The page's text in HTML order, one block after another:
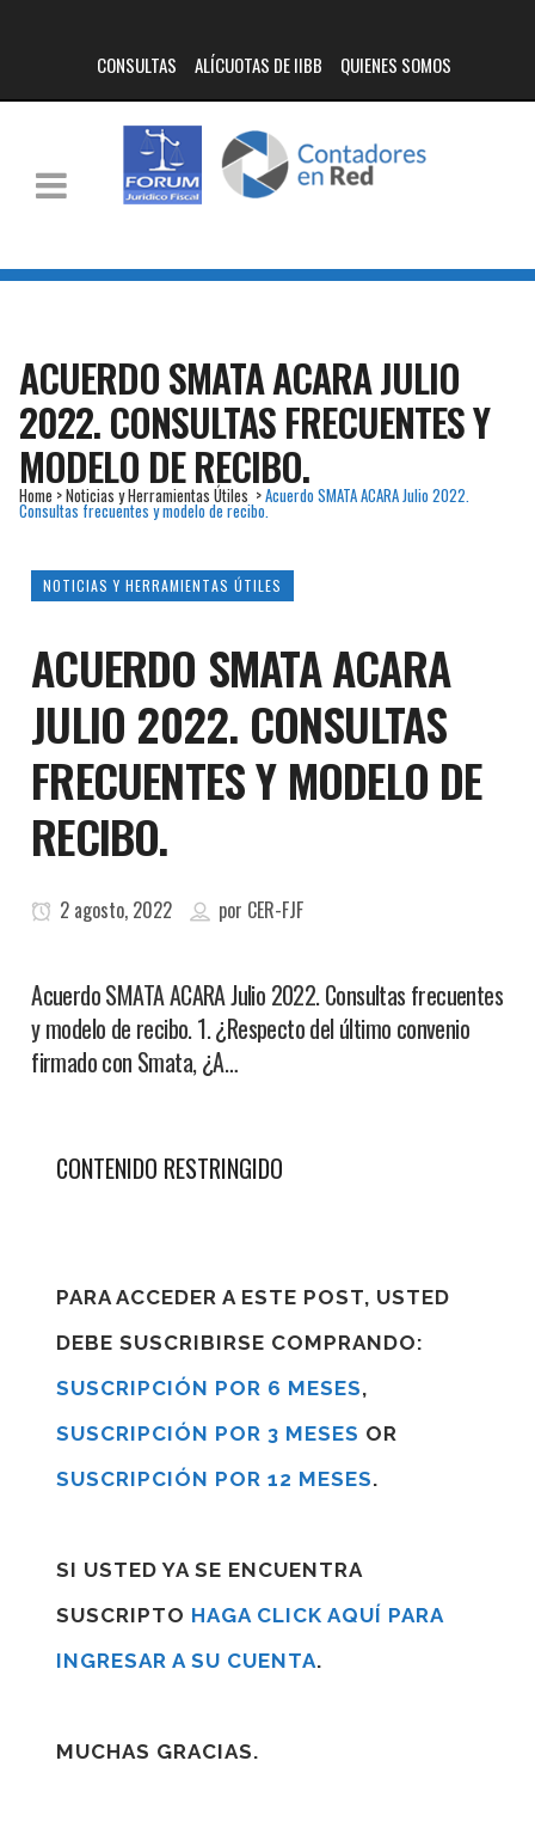
CONSULTAS ALÍCUOTAS DE IIBB QUIENES SOMOS
ACUERDO SMATA ACARA JULIO
2022. CONSULTAS FRECUENTES Y
MODELO DE RECIBO.
Home >Noticias y Herramientas Útiles >Acuerdo SMATA ACARA Julio 2022.
Consultas frecuentes y modelo de recibo.
NOTICIAS Y HERRAMIENTAS ÚTILES
ACUERDO SMATA ACARA
JULIO 2022. CONSULTAS
FRECUENTES Y MODELO DE
RECIBO.
2 agosto, 2022 por CER-FJF
Acuerdo SMATA ACARA Julio 2022. Consultas frecuentes
y modelo de recibo. 1. ¿Respecto del último convenio
firmado con Smata, ¿A…
CONTENIDO RESTRINGIDO
PARA ACCEDER A ESTE POST, USTED
DEBE SUSCRIBIRSE COMPRANDO:
SUSCRIPCIÓN POR 6 MESES,
SUSCRIPCIÓN POR 3 MESES OR
SUSCRIPCIÓN POR 12 MESES.
SI USTED YA SE ENCUENTRA
SUSCRIPTO HAGA CLICK AQUÍ PARA
INGRESAR A SU CUENTA.
MUCHAS GRACIAS.